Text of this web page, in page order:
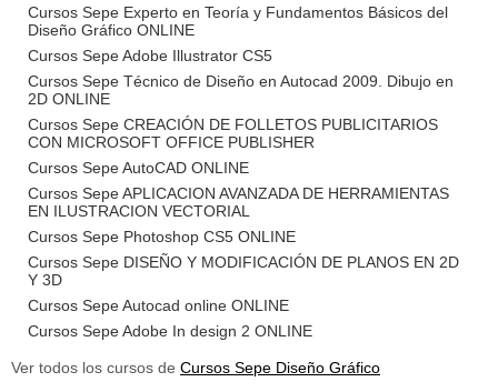
Cursos Sepe Experto en Teoría y Fundamentos Básicos del
Diseño Gráfico ONLINE
Cursos Sepe Adobe Illustrator CS5
Cursos Sepe Técnico de Diseño en Autocad 2009. Dibujo en
2D ONLINE
Cursos Sepe CREACIÓN DE FOLLETOS PUBLICITARIOS
CON MICROSOFT OFFICE PUBLISHER
Cursos Sepe AutoCAD ONLINE
Cursos Sepe APLICACION AVANZADA DE HERRAMIENTAS
EN ILUSTRACION VECTORIAL
Cursos Sepe Photoshop CS5 ONLINE
Cursos Sepe DISEÑO Y MODIFICACIÓN DE PLANOS EN 2D
Y 3D
Cursos Sepe Autocad online ONLINE
Cursos Sepe Adobe In design 2 ONLINE
Ver todos los cursos de Cursos Sepe Diseño Gráfico